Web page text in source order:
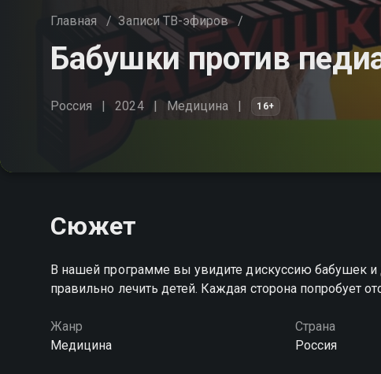
Главная / Записи ТВ-эфиров /
Бабушки против
Россия 2024 Медицина 16+
Сюжет
В нашей программе вы увидите дискуссию бабушек и
правильно лечить детей. Каждая сторона попробует
Жанр
Медицина
Страна
Россия